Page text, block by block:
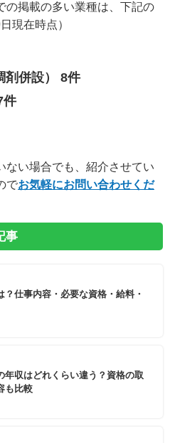
の掲載の多い業種は、下記の
現在時点）
剤併設） 8件
件
ない場合でも、紹介させてい
でお気軽にお問い合わせくだ
事
？仕事内容・必要な資格・給料・
年収はどれくらい違う？資格の取
も比較